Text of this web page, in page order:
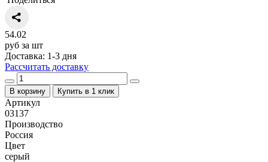
54.02
руб за шт
Доставка: 1-3 дня
Рассчитать доставку
В корзину Купить в 1 клик
Артикул
03137
Производство
Россия
Цвет
серый